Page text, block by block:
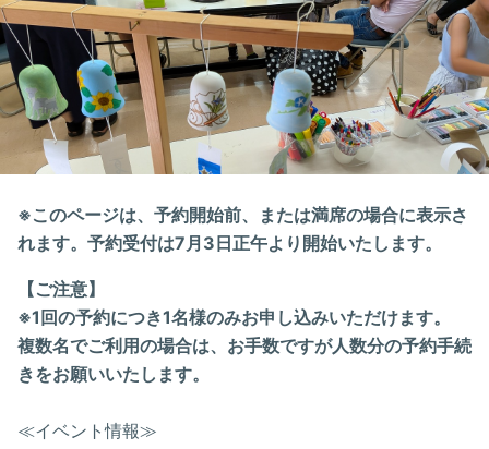
※このページは、予約開始前、または満席の場合に表示さ
れます。予約受付は7月3日正午より開始いたします。
【ご注意】
※1回の予約につき1名様のみお申し込みいただけます。
複数名でご利用の場合は、お手数ですが人数分の予約手続
きをお願いいたします。
≪イベント情報≫